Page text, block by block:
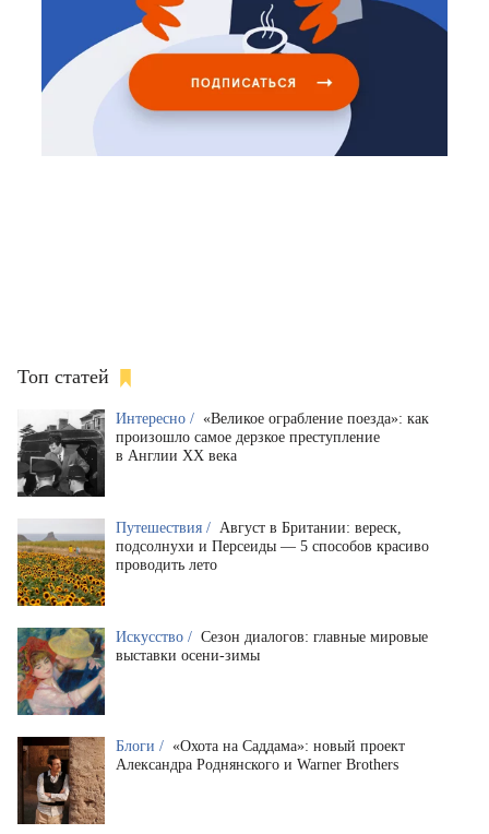
Топ статей
Интересно / «Великое ограбление поезда»: как
произошло самое дерзкое преступление
в Англии XX века
Путешествия / Август в Британии: вереск,
подсолнухи и Персеиды — 5 способов красиво
проводить лето
Искусство / Сезон диалогов: главные мировые
выставки осени-зимы
Блоги / «Охота на Саддама»: новый проект
Александра Роднянского и Warner Brothers